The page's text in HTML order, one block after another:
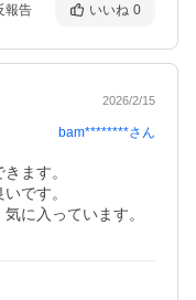
報告 いいね 0
2026/2/15
bam********さん
ます。
です。
に入っています。